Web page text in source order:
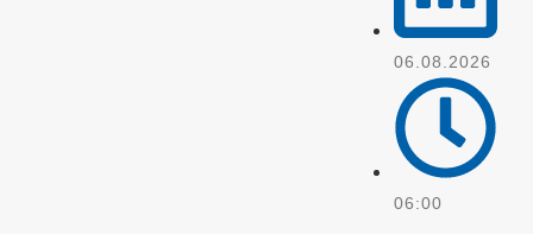
06.08.2026
06:00